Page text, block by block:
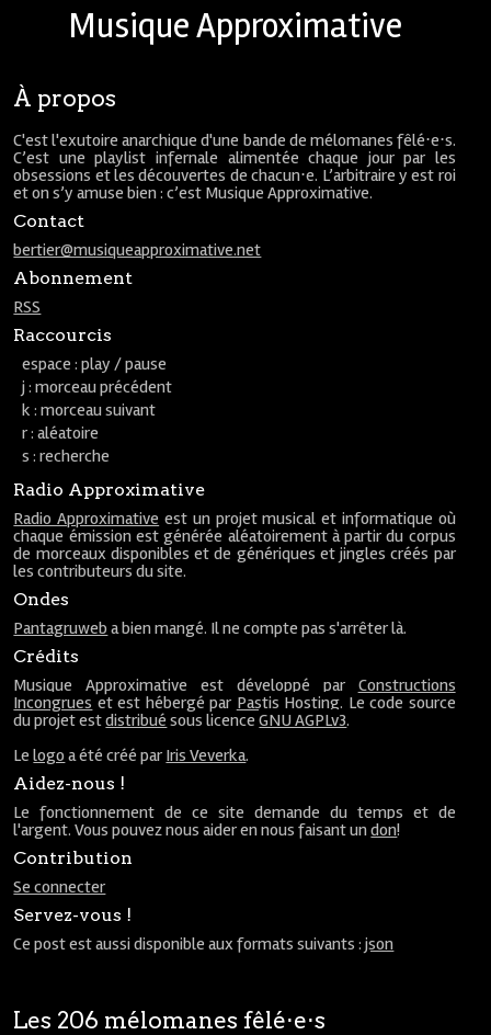
Musique Approximative
À propos
C'est l'exutoire anarchique d'une bande de mélomanes fêlé⋅e⋅s.
C’est une playlist infernale alimentée chaque jour par les
obsessions et les découvertes de chacun⋅e. L’arbitraire y est roi
et on s’y amuse bien : c’est Musique Approximative.
Contact
bertier@musiqueapproximative.net
Abonnement
RSS
Raccourcis
espace : play / pause
j : morceau précédent
k : morceau suivant
r : aléatoire
s : recherche
Radio Approximative
Radio Approximative est un projet musical et informatique où
chaque émission est générée aléatoirement à partir du corpus
de morceaux disponibles et de génériques et jingles créés par
les contributeurs du site.
Ondes
Pantagruweb a bien mangé. Il ne compte pas s'arrêter là.
Crédits
Musique Approximative est développé par Constructions
Incongrues et est hébergé par Pastis Hosting. Le code source
du projet estdistribué sous licenceGNU AGPLv3.
Lelogo a été créé par Iris Veverka.
Aidez-nous !
Le fonctionnement de ce site demande du temps et de
l'argent. Vous pouvez nous aider en nous faisant undon!
Contribution
Se connecter
Servez-vous !
Ce post est aussi disponible aux formats suivants :json
Les 206 mélomanes fêlé⋅e⋅s